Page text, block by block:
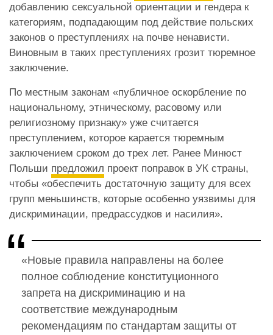
добавлению сексуальной ориентации и гендера к
категориям, подпадающим под действие польских
законов о преступлениях на почве ненависти.
Виновным в таких преступлениях грозит тюремное
заключение.
По местным законам «публичное оскорбление по
национальному, этническому, расовому или
религиозному признаку» уже считается
преступлением, которое карается тюремным
заключением сроком до трех лет. Ранее Минюст
Польши предложил проект поправок в УК страны,
чтобы «обеспечить достаточную защиту для всех
групп меньшинств, которые особенно уязвимы для
дискриминации, предрассудков и насилия».
«Новые правила направлены на более
полное соблюдение конституционного
запрета на дискриминацию и на
соответствие международным
рекомендациям по стандартам защиты от